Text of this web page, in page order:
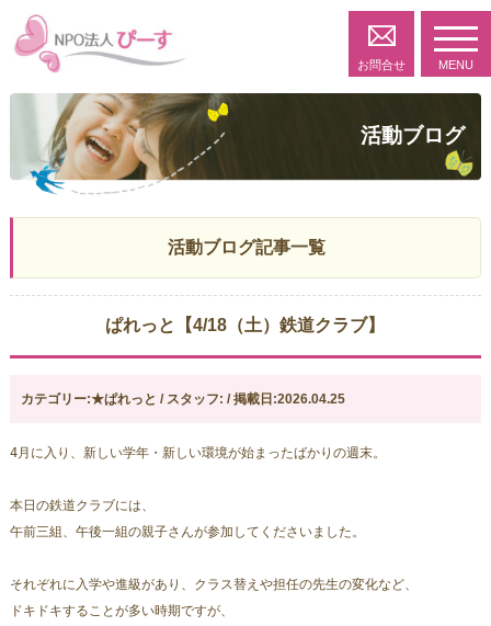
お問合せ MENU
活動ブログ
活動ブログ記事一覧
ぱれっと【4/18（土）鉄道クラブ】
カテゴリー:★ぱれっと / スタッフ: / 掲載日:2026.04.25
4月に入り、新しい学年・新しい環境が始まったばかりの週末。
本日の鉄道クラブには、
午前三組、午後一組の親子さんが参加してくださいました。
それぞれに入学や進級があり、クラス替えや担任の先生の変化など、
ドキドキすることが多い時期ですが、